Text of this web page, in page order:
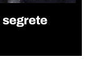
segrete